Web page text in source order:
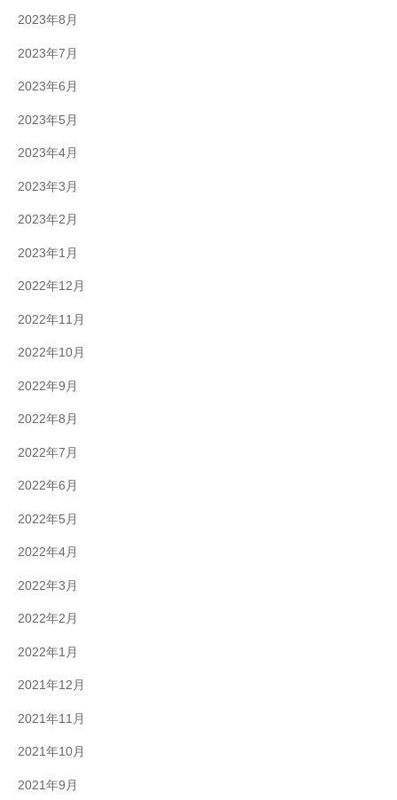
2023年8月
2023年7月
2023年6月
2023年5月
2023年4月
2023年3月
2023年2月
2023年1月
2022年12月
2022年11月
2022年10月
2022年9月
2022年8月
2022年7月
2022年6月
2022年5月
2022年4月
2022年3月
2022年2月
2022年1月
2021年12月
2021年11月
2021年10月
2021年9月